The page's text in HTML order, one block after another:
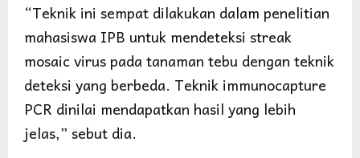
“Teknik ini sempat dilakukan dalam penelitian
mahasiswa IPB untuk mendeteksi streak
mosaic virus pada tanaman tebu dengan teknik
deteksi yang berbeda. Teknik immunocapture
PCR dinilai mendapatkan hasil yang lebih
jelas,” sebut dia.